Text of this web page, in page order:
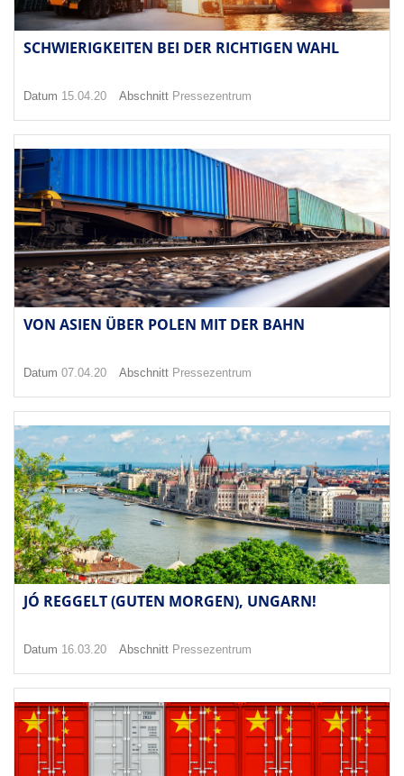
SCHWIERIGKEITEN BEI DER RICHTIGEN WAHL
Datum 15.04.20 Abschnitt Pressezentrum
VON ASIEN ÜBER POLEN MIT DER BAHN
Datum 07.04.20 Abschnitt Pressezentrum
JÓ REGGELT (GUTEN MORGEN), UNGARN!
Datum 16.03.20 Abschnitt Pressezentrum